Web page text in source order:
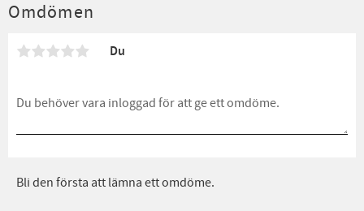
Omdömen
Du
Bli den första att lämna ett omdöme.